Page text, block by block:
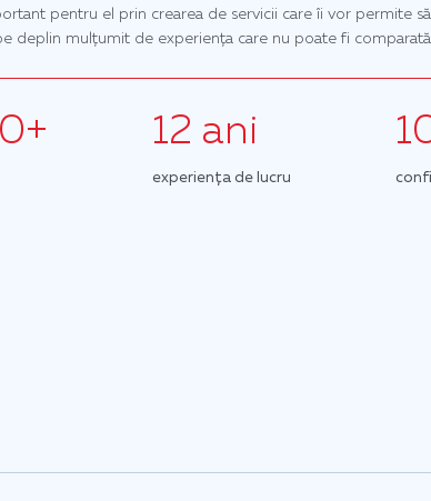
pentru el prin crearea de servicii care îi vor permite
deplin mulțumit de experiența care nu poate fi
12 ani
experiența de lucru